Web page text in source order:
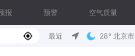
报 预警 空气质量
最近 28° 北京市